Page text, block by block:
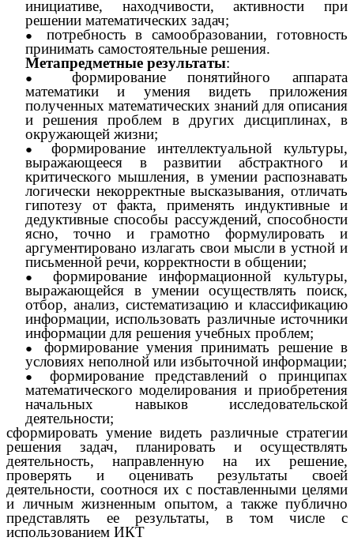
инициативе, находчивости, активности при
решении математических задач;
потребность в самообразовании, готовность
принимать самостоятельные решения.
Метапредметные результаты:
формирование понятийного аппарата
математики и умения видеть приложения
полученных математических знаний для описания
и решения проблем в других дисциплинах, в
окружающей жизни;
формирование интеллектуальной культуры,
выражающееся в развитии абстрактного и
критического мышления, в умении распознавать
логически некорректные высказывания, отличать
гипотезу от факта, применять индуктивные и
дедуктивные способы рассуждений, способности
ясно, точно и грамотно формулировать и
аргументировано излагать свои мысли в устной и
письменной речи, корректности в общении;
формирование информационной культуры,
выражающейся в умении осуществлять поиск,
отбор, анализ, систематизацию и классификацию
информации, использовать различные источники
информации для решения учебных проблем;
формирование умения принимать решение в
условиях неполной или избыточной информации;
формирование представлений о принципах
математического моделирования и приобретения
начальных навыков исследовательской
деятельности;
сформировать умение видеть различные стратегии
решения задач, планировать и осуществлять
деятельность, направленную на их решение,
проверять и оценивать результаты своей
деятельности, соотнося их с поставленными целями
и личным жизненным опытом, а также публично
представлять ее результаты, в том числе с
использованием ИКТ